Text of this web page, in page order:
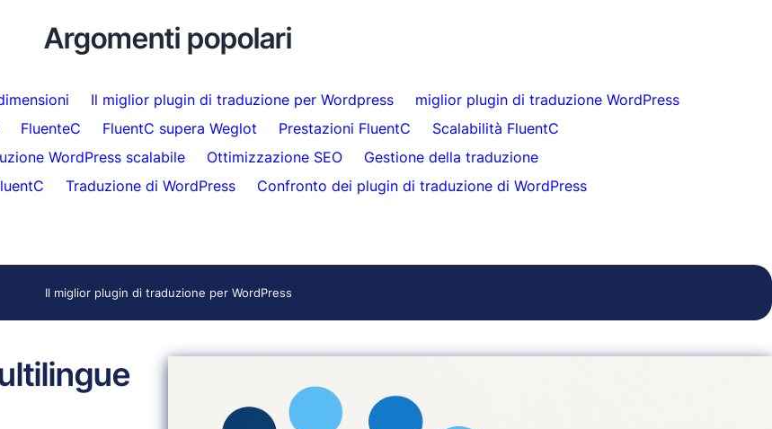
Argomenti popolari
Il miglior plugin di traduzione per Wordpress
miglior plugin di traduzione WordPress
FluenteC FluentC supera Weglot Prestazioni FluentC
Scalabilità FluentC
WordPress scalabile Ottimizzazione SEO
Gestione della traduzione
Traduzione di WordPress
Confronto dei plugin di traduzione di WordPress
Il miglior plugin di traduzione per WordPress